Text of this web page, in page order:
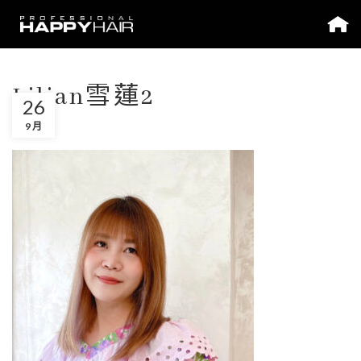
Lilian雪蓮2
26
9 月